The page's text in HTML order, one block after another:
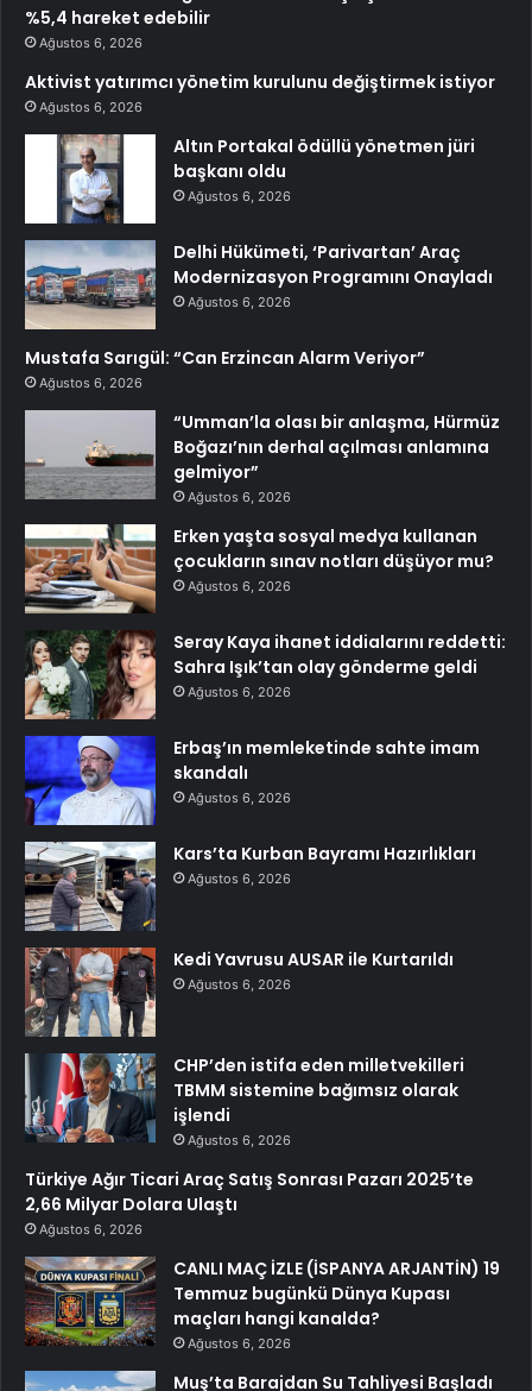
%5,4 hareket edebilir
Ağustos 6, 2026
Aktivist yatırımcı yönetim kurulunu değiştirmek istiyor
Ağustos 6, 2026
Altın Portakal ödüllü yönetmen jüri
başkanı oldu
Ağustos 6, 2026
Delhi Hükümeti, ‘Parivartan’ Araç
Modernizasyon Programını Onayladı
Ağustos 6, 2026
Mustafa Sarıgül: “Can Erzincan Alarm Veriyor”
Ağustos 6, 2026
“Umman’la olası bir anlaşma, Hürmüz
Boğazı’nın derhal açılması anlamına
gelmiyor”
Ağustos 6, 2026
Erken yaşta sosyal medya kullanan
çocukların sınav notları düşüyor mu?
Ağustos 6, 2026
Seray Kaya ihanet iddialarını reddetti:
Sahra Işık’tan olay gönderme geldi
Ağustos 6, 2026
Erbaş’ın memleketinde sahte imam
skandalı
Ağustos 6, 2026
Kars’ta Kurban Bayramı Hazırlıkları
Ağustos 6, 2026
Kedi Yavrusu AUSAR ile Kurtarıldı
Ağustos 6, 2026
CHP’den istifa eden milletvekilleri
TBMM sistemine bağımsız olarak
işlendi
Ağustos 6, 2026
Türkiye Ağır Ticari Araç Satış Sonrası Pazarı 2025’te
2,66 Milyar Dolara Ulaştı
Ağustos 6, 2026
CANLI MAÇ İZLE (İSPANYA ARJANTİN) 19
Temmuz bugünkü Dünya Kupası
maçları hangi kanalda?
Ağustos 6, 2026
Muş’ta Barajdan Su Tahliyesi Başladı